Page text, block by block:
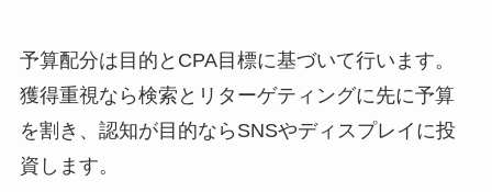
予算配分は目的とCPA目標に基づいて行います。
獲得重視なら検索とリターゲティングに先に予算
を割き、認知が目的ならSNSやディスプレイに投
資します。